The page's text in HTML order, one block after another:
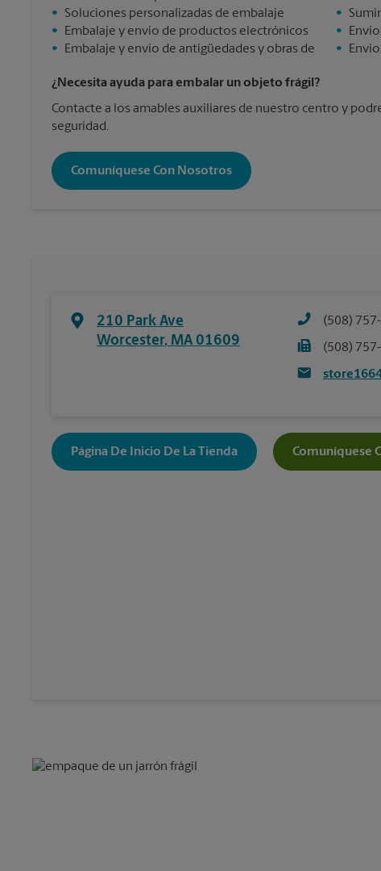
•
Soluciones personalizadas de embalaje
•
Embalaje y envío de productos electrónicos
•
Embalaje y envío de antigüedades y obras de
•
•
•
¿Necesita ayuda para embalar un objeto frágil?
Contacte a los amables auxiliares de nuestro centro y
seguridad.
Comuníquese Con Nosotros
210 Park Ave
Worcester, MA 01609
(508)
(508)
Página De Inicio De La Tienda Comuníquese